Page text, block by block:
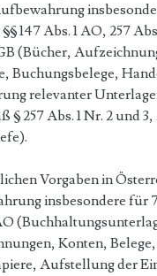
147 Abs. 1 AO, 257
(Bücher,
Buchungsbelege,
relevanter
§ 257 Abs. 1 Nr. 2 und
Vorgaben in
insbesondere für 7
Konten, Belege,
Aufstellung der